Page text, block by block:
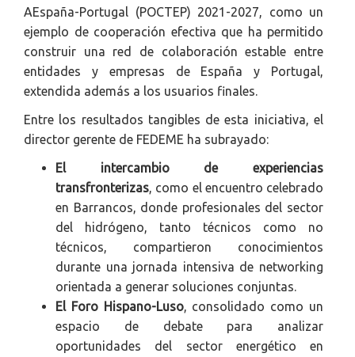
AEspaña-Portugal (POCTEP) 2021-2027, como un
ejemplo de cooperación efectiva que ha permitido
construir una red de colaboración estable entre
entidades y empresas de España y Portugal,
extendida además a los usuarios finales.
Entre los resultados tangibles de esta iniciativa, el
director gerente de FEDEME ha subrayado:
El intercambio de experiencias
transfronterizas, como el encuentro celebrado
en Barrancos, donde profesionales del sector
del hidrógeno, tanto técnicos como no
técnicos, compartieron conocimientos
durante una jornada intensiva de networking
orientada a generar soluciones conjuntas.
El Foro Hispano-Luso, consolidado como un
espacio de debate para analizar
oportunidades del sector energético en